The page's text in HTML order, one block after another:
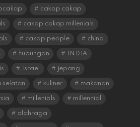
cakap cakap
cakap cakap millenials
cakap people china
hubungan INDIA
Israel jepang
selatan kuliner makanan
millenials millennial
olahraga